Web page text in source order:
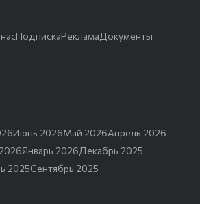
ПодпискаРекламаДокументы
Июнь 2026Май 2026Апрель 2026
Январь 2026Декабрь 2025
2025Сентябрь 2025